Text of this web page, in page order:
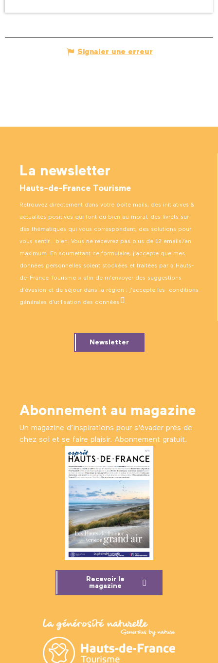
Signaler une erreur
La newsletter
Hauts-de-France Tourisme
Retrouvez directement dans votre boîte mails, des initiatives &
actualités positives qui font du bien au moral, des livrets sur
des thématiques qui vous correspondent, des solutions pour
vous sentir… bien. Vous ne recevrez pas plus de 12 emails/an
maximum. En soumettant ce formulaire, j’accepte que mes
données personnelles soient stockées et traitées par « Hauts-
de-France Tourisme » afin de m’envoyer des suggestions
d’évasion et de séjour dans la région ; j’accepte les conditions
générales d’utilisation des données .
Newsletter
Abonnement au magazine
Un magazine d’inspirations pour s'évader près de
chez soi et se faire plaisir. Abonnement gratuit.
Recevoir le
magazine